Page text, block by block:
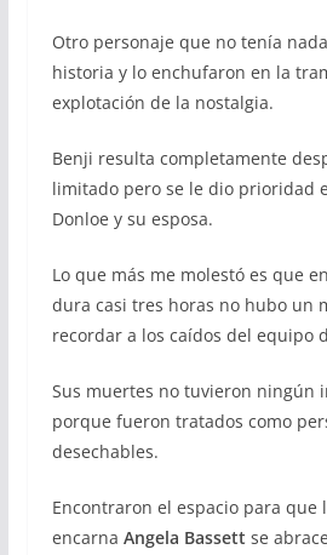
Otro personaje que no tenía
historia y lo enchufaron en la
explotación de la nostalgia.
Benji resulta completamente
limitado pero se le dio prioridad
Donloe y su esposa.
Lo que más me molestó es que
dura casi tres horas no hubo un
recordar a los caídos del equipo
Sus muertes no tuvieron ningún
porque fueron tratados como
desechables.
Encontraron el espacio para que
encarna Angela Bassett se